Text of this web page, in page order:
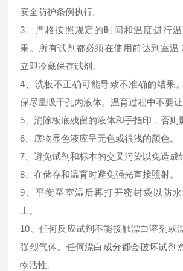
安全防护条例执行。
3、严格按照规定的时间和温度进行
果。所有试剂都必须在使用前达到室
立即冷藏保存试剂。
4、洗板不正确可能导致不准确的结果
保尽量吸干孔内液体。温育过程中不要让
5、消除板底残留的液体和手指印，否则
6、底物显色液应呈无色或很浅的颜色。
7、避免试剂和标本的交叉污染以免造成
8、在储存和温育时避免强光直接照射。
9、平衡至室温后再打开密封袋以防
上。
10、任何反应试剂不能接触漂白溶剂或
强烈气体。任何漂白成分都会破坏试剂
物活性。